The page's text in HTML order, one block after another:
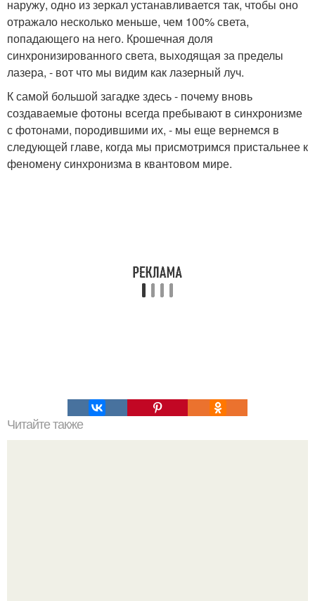
наружу, одно из зеркал устанавливается так, чтобы оно
отражало несколько меньше, чем 100% света,
попадающего на него. Крошечная доля
синхронизированного света, выходящая за пределы
лазера, - вот что мы видим как лазерный луч.
К самой большой загадке здесь - почему вновь
создаваемые фотоны всегда пребывают в синхронизме
с фотонами, породившими их, - мы еще вернемся в
следующей главе, когда мы присмотримся пристальнее к
феномену синхронизма в квантовом мире.
Читайте также